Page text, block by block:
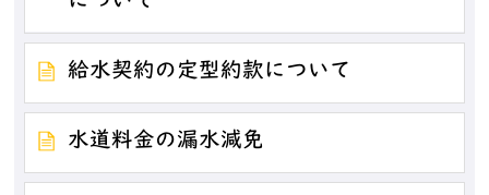
給水契約の定型約款について
水道料金の漏水減免